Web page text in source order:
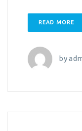
READ MORE
by